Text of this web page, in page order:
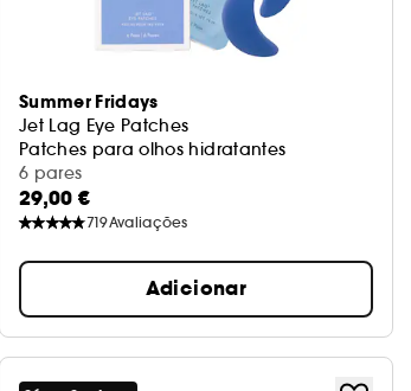
Summer Fridays
Jet Lag Eye Patches
Patches para olhos hidratantes
6 pares
29,00 €
719Avaliações
Adicionar